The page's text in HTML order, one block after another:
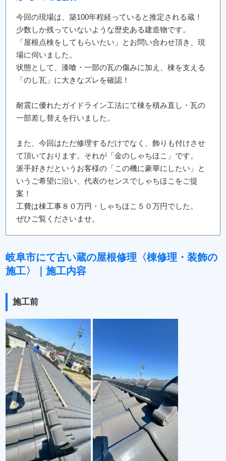
今回の現場は、築100年程経っていると推定される蔵！
少数しか残っていないような歴史ある建造物です。
「屋根点検をしてもらいたい」とお問い合わせ頂き、現
場に伺いました。
状態として、漆喰・一部の瓦の傷みに加え、棟を支える
「のし瓦」に大きなズレを確認！
耐震に優れたガイドライン工法にて棟を積み直し・瓦の
一部差し替えを行いました。
また、今回はただ修理するだけでなく、飾りも付けさせ
て頂いております。それが「金のしゃちほこ」です。
派手好きだというお客様の「この機に豪華にしたい」と
いうご希望に沿い、代表のセンスでしゃちほこをご提
案！
工費は棟工事８０万円・しゃちほこ５０万円でした。
ぜひご覧くださいませ。
岐阜市にて古い蔵の屋根修理〈棟修理・装飾の
施工〉｜施工内容
施工前